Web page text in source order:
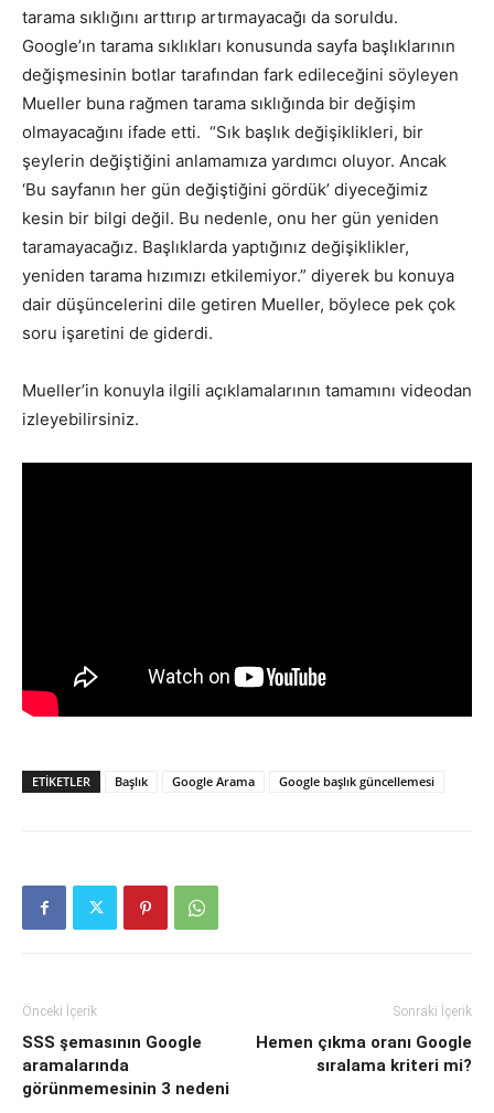
tarama sıklığını arttırıp artırmayacağı da soruldu.
Google’ın tarama sıklıkları konusunda sayfa başlıklarının
değişmesinin botlar tarafından fark edileceğini söyleyen
Mueller buna rağmen tarama sıklığında bir değişim
olmayacağını ifade etti. “Sık başlık değişiklikleri, bir
şeylerin değiştiğini anlamamıza yardımcı oluyor. Ancak
‘Bu sayfanın her gün değiştiğini gördük’ diyeceğimiz
kesin bir bilgi değil. Bu nedenle, onu her gün yeniden
taramayacağız. Başlıklarda yaptığınız değişiklikler,
yeniden tarama hızımızı etkilemiyor.” diyerek bu konuya
dair düşüncelerini dile getiren Mueller, böylece pek çok
soru işaretini de giderdi.
Mueller’in konuyla ilgili açıklamalarının tamamını videodan
izleyebilirsiniz.
ETIKETLER Başlık Google Arama Google başlık güncellemesi
Önceki İçerik
SSS şemasının Google
aramalarında
görünmemesinin 3 nedeni
Sonraki İçerik
Hemen çıkma oranı Google
sıralama kriteri mi?